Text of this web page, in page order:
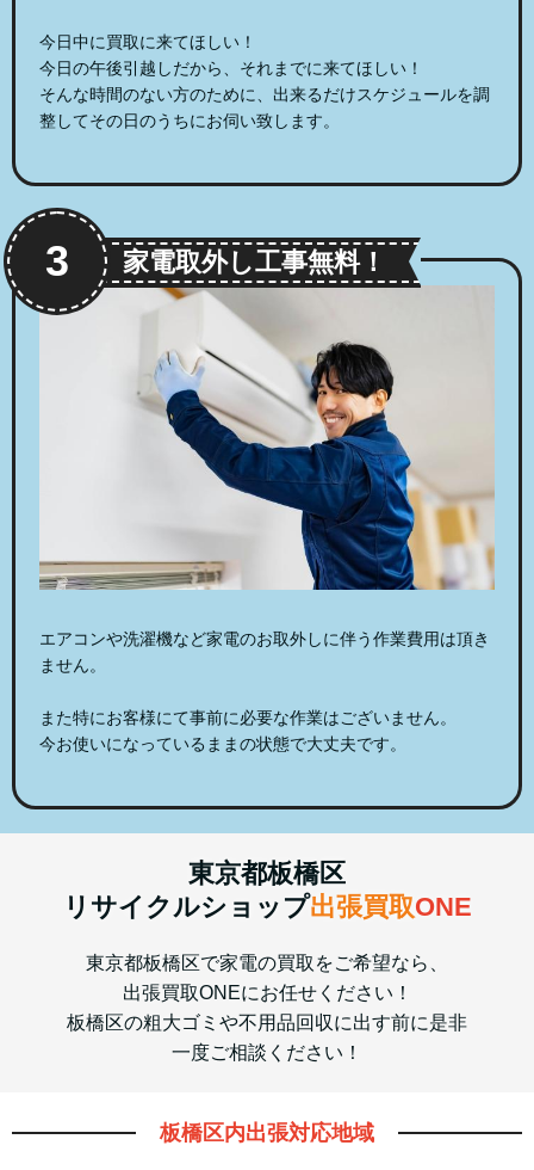
今日中に買取に来てほしい！
今日の午後引越しだから、それまでに来てほしい！
そんな時間のない方のために、出来るだけスケジュールを調
整してその日のうちにお伺い致します。
家電取外し工事無料！
3
エアコンや洗濯機など家電のお取外しに伴う作業費用は頂き
ません。
また特にお客様にて事前に必要な作業はございません。
今お使いになっているままの状態で大丈夫です。
東京都板橋区
リサイクルショップ出張買取ONE
東京都板橋区で家電の買取をご希望なら、
出張買取ONEにお任せください！
板橋区の粗大ゴミや不用品回収に出す前に是非
一度ご相談ください！
板橋区内出張対応地域